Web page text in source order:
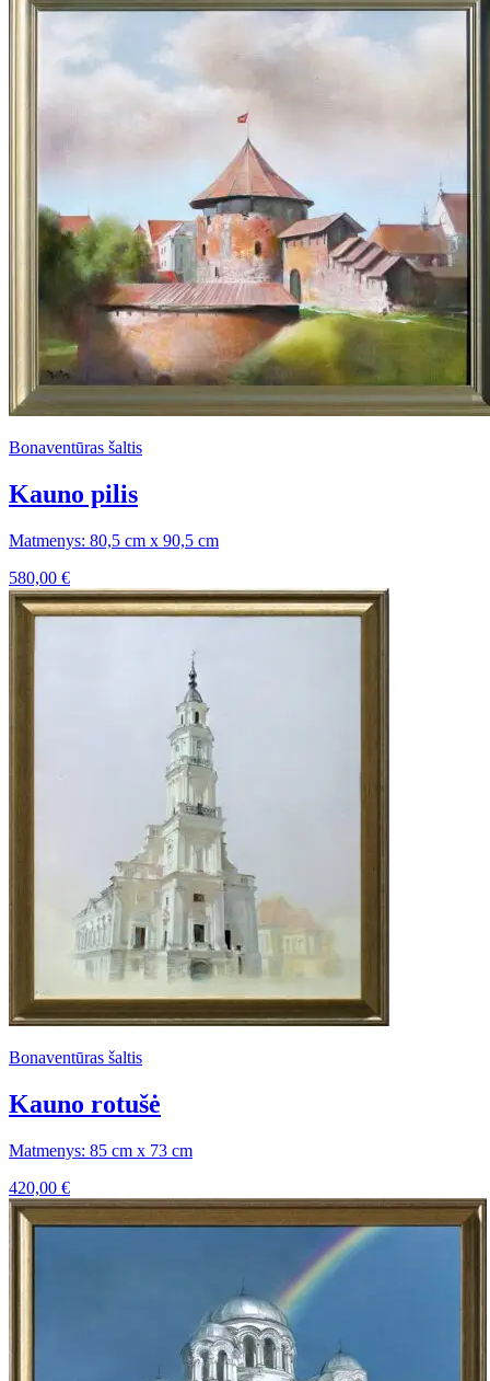
Bonaventūras šaltis
Kauno pilis
Matmenys: 80,5 cm x 90,5 cm
580,00 €
Bonaventūras šaltis
Kauno rotušė
Matmenys: 85 cm x 73 cm
420,00 €